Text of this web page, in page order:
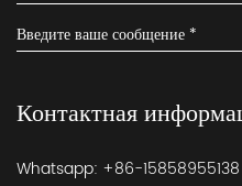
Контактная
Whatsapp: +86-15858955138